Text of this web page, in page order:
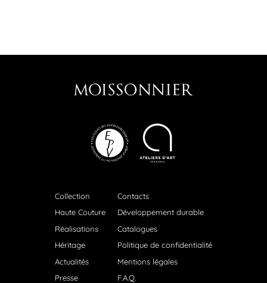
Collection
Haute Couture
Réalisations
Héritage
Actualités
Presse
Contacts
Développement durable
Catalogues
Politique de confidentialité
Mentions légales
F.A.Q.